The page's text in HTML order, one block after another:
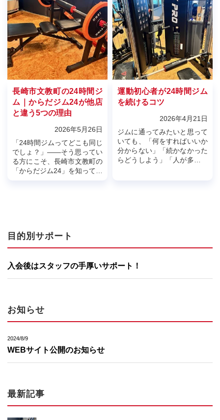
長崎市文教町の24時間ジ
ム｜からだジム24が他店
と違う5つの理由
2026年5月26日
「24時間ジムってどこも同じ
でしょ？」――そう思ってい
る方にこそ、長崎市文教町の
「からだジム24」を知ってい
運動初心者が24時間ジム
を続けるコツ
2026年4月21日
ジムに通ってみたいと思って
いても、「何をすればいいか
分からない」「続かなかった
らどうしよう」「人が多い場
目的別サポート
入会後はスタッフの手厚いサポート！
お知らせ
2024/8/9
WEBサイト公開のお知らせ
最新記事